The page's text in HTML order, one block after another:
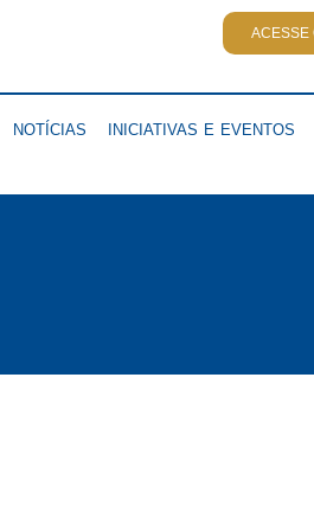
ACESSE
NOTÍCIAS INICIATIVAS E EVENTOS